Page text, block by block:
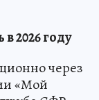
2026 году
через
«Мой